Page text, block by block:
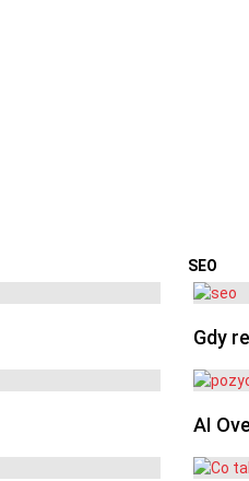
SEO
Gdy
AI